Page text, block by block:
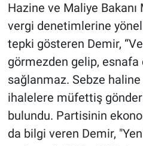
Hazine ve Maliye Bakanı
vergi denetimlerine
tepki gösteren Demir,
görmezden gelip,
sağlanmaz. Sebze
ihalelere müfettiş
bulundu. Partisinin
da bilgi veren Demir,